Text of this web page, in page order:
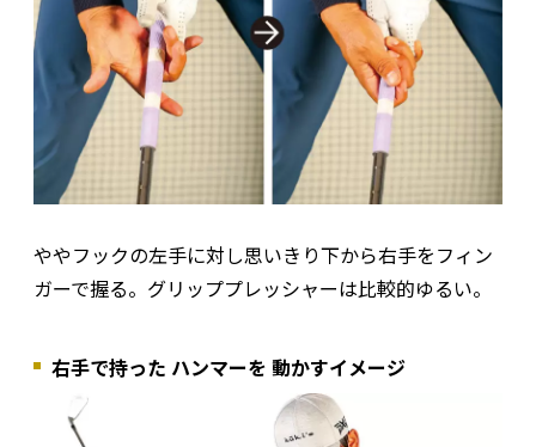
ややフックの左手に対し思いきり下から右手をフィン
ガーで握る。グリッププレッシャーは比較的ゆるい。
右手で持った ハンマーを 動かすイメージ